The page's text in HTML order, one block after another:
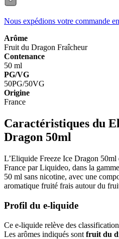
Nous expédions votre commande
Arôme
Fruit du Dragon Fraîcheur
Contenance
50 ml
PG/VG
50PG/50VG
Origine
France
Caractéristiques du
Dragon 50ml
L’Eliquide Freeze Ice Dragon
France par Liquideo, dans la
50 ml sans nicotine, avec une
aromatique fruité frais autour du
Profil du e-liquide
Ce e-liquide relève des
Les arômes indiqués sont fruit du